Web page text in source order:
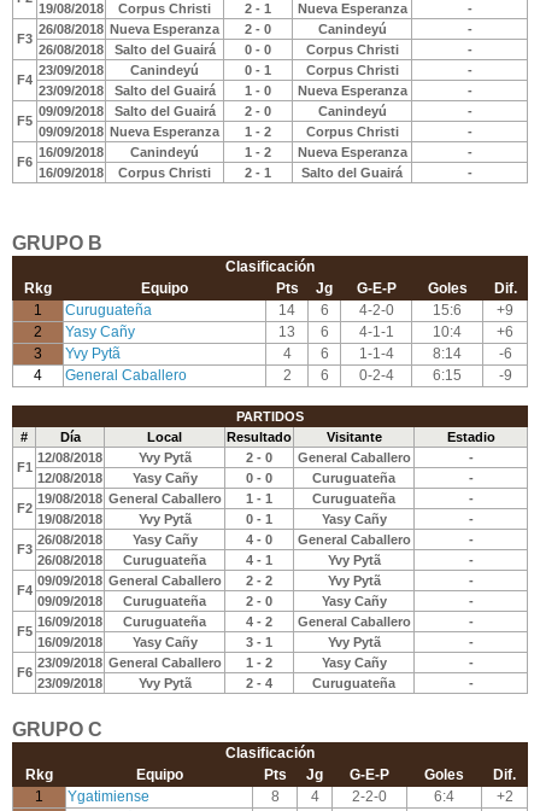
19/08/2018 Corpus Christi 2 - 1 Nueva Esperanza -
F3
26/08/2018 Nueva Esperanza 2 - 0 Canindeyú
-
26/08/2018
Salto del Guairá 0 - 0 Corpus Christi -
F4
23/09/2018 Canindeyú 0 - 1 Corpus Christi
-
23/09/2018
Salto del Guairá 1 - 0 Nueva Esperanza -
F5
09/09/2018 Salto del Guairá 2 - 0 Canindeyú
-
09/09/2018 Nueva Esperanza 1 - 2 Corpus Christi -
F6
16/09/2018 Canindeyú 1 - 2 Nueva Esperanza
-
16/09/2018
Corpus Christi 2 - 1 Salto del Guairá -
GRUPO B
Clasificación
Rkg
Equipo Pts Jg G-E-P Goles
Dif.
1
Curuguateña 14 6 4-2-0 15:6
+9
2
Yasy Cañy 13 6 4-1-1 10:4
+6
3
Yvy Pytã 4 6 1-1-4 8:14
-6
4
General Caballero 2 6 0-2-4 6:15 -9
PARTIDOS
#
Día Local Resultado Visitante Estadio
F1
12/08/2018 Yvy Pytã 2 - 0 General Caballero
-
12/08/2018
Yasy Cañy 0 - 0 Curuguateña -
F2
19/08/2018 General Caballero 1 - 1 Curuguateña
-
19/08/2018
Yvy Pytã 0 - 1 Yasy Cañy -
F3
26/08/2018 Yasy Cañy 4 - 0 General Caballero
-
26/08/2018
Curuguateña 4 - 1 Yvy Pytã -
F4
09/09/2018 General Caballero 2 - 2 Yvy Pytã
-
09/09/2018
Curuguateña 2 - 0 Yasy Cañy -
F5
16/09/2018 Curuguateña 4 - 2 General Caballero
-
16/09/2018
Yasy Cañy 3 - 1 Yvy Pytã -
F6
23/09/2018 General Caballero 1 - 2 Yasy Cañy
-
23/09/2018
Yvy Pytã 2 - 4 Curuguateña -
GRUPO C
Clasificación
Rkg
Equipo Pts Jg G-E-P Goles
Dif.
1
Ygatimiense 8 4 2-2-0 6:4
+2